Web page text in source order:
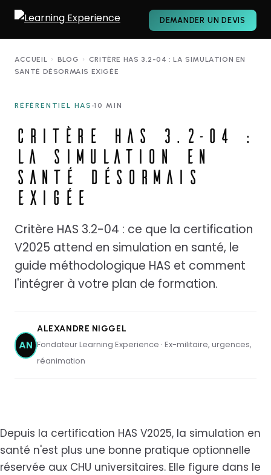
DEMANDER UN DEVIS
ACCUEIL › BLOG › CRITÈRE HAS 3.2-04 : LA SIMULATION EN
SANTÉ DÉSORMAIS EXIGÉE
RÉFÉRENTIEL HAS 10 MIN
CRITÈRE HAS 3.2-04 :
LA SIMULATION EN
SANTÉ DÉSORMAIS
EXIGÉE
Critère HAS 3.2-04 : ce que la certification
V2025 attend en simulation en santé, le
guide méthodologique HAS et comment
l'intégrer à votre plan de formation.
AN
ALEXANDRE NIGGEL
Fondateur Learning Experience · Ex-militaire, urgences,
réanimation
Depuis la certification HAS V2025, la simulation en
santé n'est plus une bonne pratique optionnelle
réservée aux CHU universitaires. Elle figure dans le